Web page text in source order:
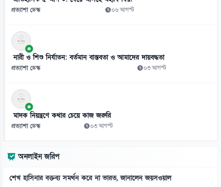
শেখ হাসিনাকে ফিরিয়ে আনতে দেরি কেন, প্রশ্ন শফিকুর রহমানের
১১
জুলাইয়ের ‘নীরব বিপ্লবীদের’ প্রতি নাহিদের কৃতজ্ঞতা
০৭ আগস্ট
১২
এআইয়ের প্রভাবে উন্নত দেশে চাকরি হারানোর ঝুঁকি বেশি
০৭ আগস্ট
০৭ আগস্ট
১৪
প্রত্যাশা ডেস্ক ০৬ আগস্ট
নারী ও শিশু নির্যাতন: বর্তমান বাস্তবতা ও আমাদের দায়বদ্ধতা
প্রত্যাশা ডেস্ক ০৩ আগস্ট
মাদক নিয়ন্ত্রণে কথার চেয়ে কাজ জরুরি
প্রত্যাশা ডেস্ক ০৩ আগস্ট
অনলাইন জরিপ
শেখ হাসিনার বক্তব্য সমর্থন করে না ভারত, জানালেন জয়সওয়াল